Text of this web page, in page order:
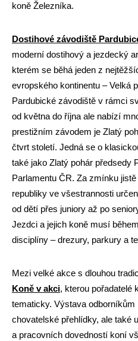
koně Železníka.
Dostihové závodiště
moderní dostihový a jezdecký
kterém se běhá jeden z
evropského kontinentu – Velká
Pardubické závodiště v rámci
od května do října ale nabízí
prestižním závodem je Zlatý
čtvrt století. Jedná se o
také jako Zlatý pohár předsedy
Parlamentu ČR. Za zmínku
republiky ve všestrannosti
od dětí přes juniory až po
Jezdci a jejich koně musí
disciplíny – drezury, parkury a
Mezi velké akce s dlouhou
Koně v akci, kterou pořadatelé
tematicky. Výstava odborníkům
chovatelské přehlídky, ale také
a pracovních dovedností koní